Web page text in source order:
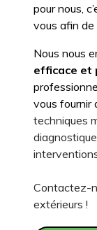
pour nous,
vous afin de
Nous nous
efficace et
vous fournir
techniques
Contactez-
extérieurs !